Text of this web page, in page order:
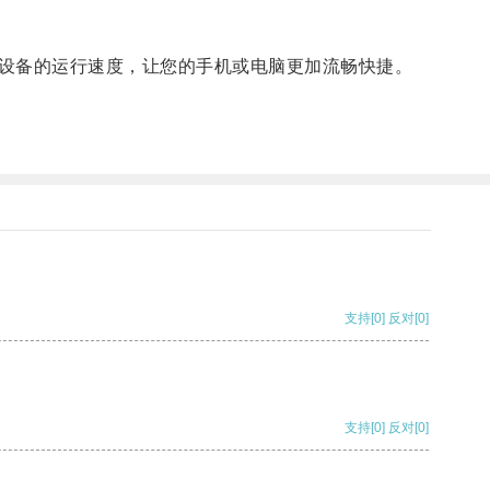
的运行速度，让您的手机或电脑更加流畅快捷。
支持[0] 反对[0]
支持[0] 反对[0]